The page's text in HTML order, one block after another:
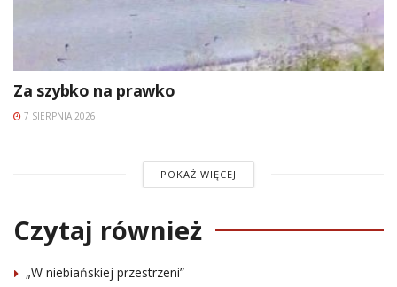
Za szybko na prawko
7 SIERPNIA 2026
POKAŻ WIĘCEJ
Czytaj również
„W niebiańskiej przestrzeni”